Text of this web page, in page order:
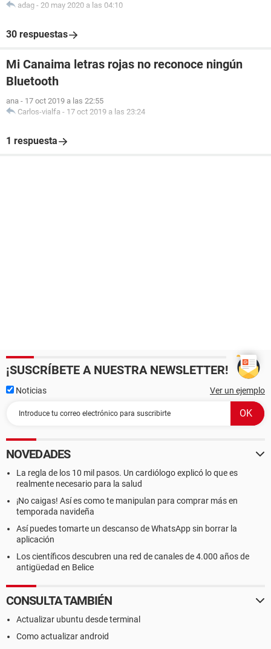
adag - 20 may 2020 a las 04:10
30 respuestas
Mi Canaima letras rojas no reconoce ningún
Bluetooth
ana - 17 oct 2019 a las 22:55
Carlos-vialfa - 17 oct 2019 a las 23:24
1 respuesta
¡SUSCRÍBETE A NUESTRA NEWSLETTER!
Noticias Ver un ejemplo
NOVEDADES
La regla de los 10 mil pasos. Un cardiólogo explicó lo que es
realmente necesario para la salud
¡No caigas! Así es como te manipulan para comprar más en
temporada navideña
Así puedes tomarte un descanso de WhatsApp sin borrar la
aplicación
Los científicos descubren una red de canales de 4.000 años de
antigüedad en Belice
CONSULTA TAMBIÉN
Actualizar ubuntu desde terminal
Como actualizar android